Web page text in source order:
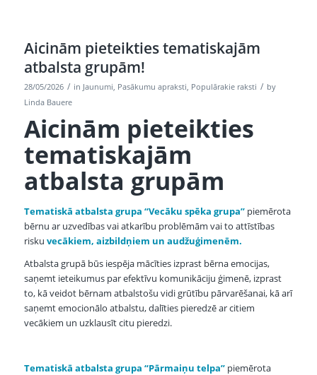
Aicinām pieteikties tematiskajām
atbalsta grupām!
28/05/2026 / in Jaunumi Pasākumu apraksti Populārakie raksti / by
Linda Bauere
Aicinām pieteikties
tematiskajām
atbalsta grupām
Tematiskā atbalsta grupa “Vecāku spēka grupa’’piemērota
bērnu ar uzvedības vai atkarību problēmām vai to attīstības
risku vecākiem, aizbildņiem un audžuģimenēm.
Atbalsta grupā būs iespēja mācīties izprast bērna emocijas,
saņemt ieteikumus par efektīvu komunikāciju ģimenē, izprast
to, kā veidot bērnam atbalstošu vidi grūtību pārvarēšanai, kā arī
saņemt emocionālo atbalstu, dalīties pieredzē ar citiem
vecākiem un uzklausīt citu pieredzi.
Tematiskā atbalsta grupa “Pārmaiņu telpa” piemērota